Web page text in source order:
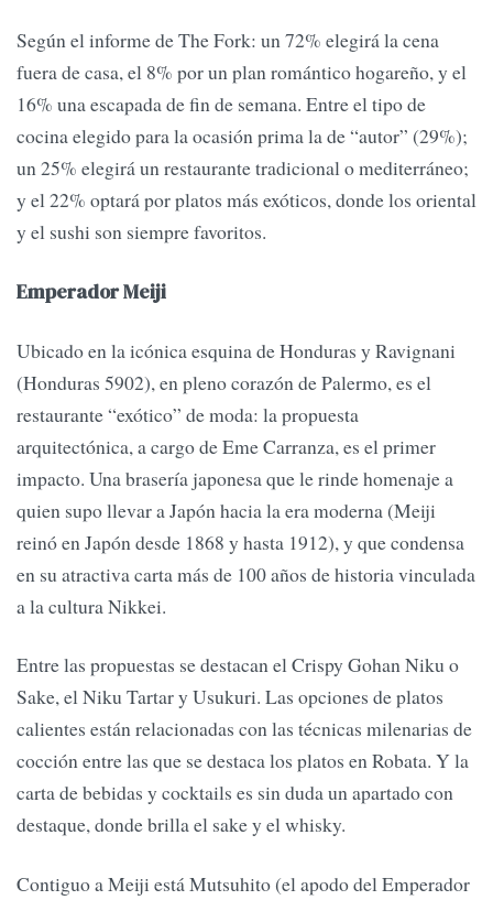
Según el informe de The Fork: un 72% elegirá la cena
fuera de casa, el 8% por un plan romántico hogareño, y el
16% una escapada de fin de semana. Entre el tipo de
cocina elegido para la ocasión prima la de “autor” (29%);
un 25% elegirá un restaurante tradicional o mediterráneo;
y el 22% optará por platos más exóticos, donde los oriental
y el sushi son siempre favoritos.
Emperador Meiji
Ubicado en la icónica esquina de Honduras y Ravignani
(Honduras 5902), en pleno corazón de Palermo, es el
restaurante “exótico” de moda: la propuesta
arquitectónica, a cargo de Eme Carranza, es el primer
impacto. Una brasería japonesa que le rinde homenaje a
quien supo llevar a Japón hacia la era moderna (Meiji
reinó en Japón desde 1868 y hasta 1912), y que condensa
en su atractiva carta más de 100 años de historia vinculada
a la cultura Nikkei.
Entre las propuestas se destacan el Crispy Gohan Niku o
Sake, el Niku Tartar y Usukuri. Las opciones de platos
calientes están relacionadas con las técnicas milenarias de
cocción entre las que se destaca los platos en Robata. Y la
carta de bebidas y cocktails es sin duda un apartado con
destaque, donde brilla el sake y el whisky.
Contiguo a Meiji está Mutsuhito (el apodo del Emperador